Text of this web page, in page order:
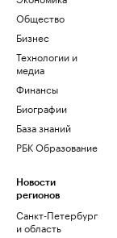
Общество
Бизнес
Технологии и
медиа
Финансы
Биографии
База знаний
РБК Образование
Новости
регионов
Санкт-Петербург
и область